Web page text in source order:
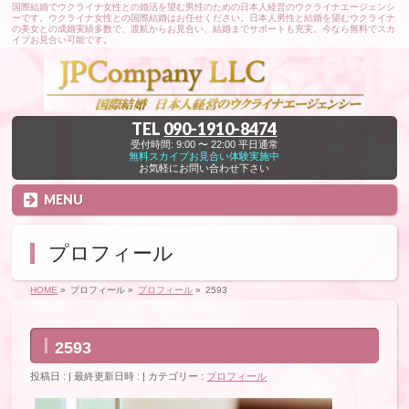
国際結婚でウクライナ女性との婚活を望む男性のための日本人経営のウクライナエージェンシ
ーです。ウクライナ女性との国際結婚はお任せください。日本人男性と結婚を望むウクライナ
の美女との成婚実績多数で、渡航からお見合い、結婚までサポートも充実。今なら無料でスカ
イプお見合い可能です。
TEL 090-1910-8474
受付時間: 9:00 〜 22:00 平日通常
無料スカイプお見合い体験実施中
お気軽にお問い合わせ下さい
MENU
プロフィール
HOME » プロフィール » プロフィール » 2593
2593
投稿日 : 最終更新日時 : カテゴリー : プロフィール